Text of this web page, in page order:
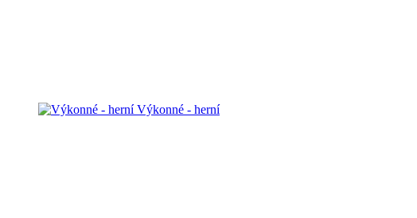
Výkonné - herní